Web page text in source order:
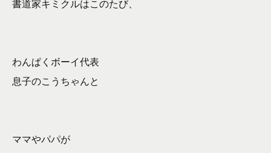
書道家キミクルはこのたび、
わんぱくボーイ代表
息子のこうちゃんと
ママやパパが